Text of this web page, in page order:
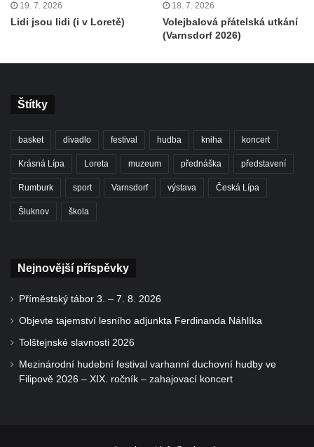
19. 7. 2026
Lidi jsou lidi (i v Loretě)
18. 7. 2026
Volejbalová přátelská utkání
(Varnsdorf 2026)
Štítky
basket divadlo festival hudba kniha koncert
Krásná Lípa Loreta muzeum přednáška představení
Rumburk sport Varnsdorf výstava Česká Lípa
Šluknov škola
Nejnovější příspěvky
Příměstský tábor 3. – 7. 8. 2026
Objevte tajemství lesního adjunkta Ferdinanda Náhlíka
Tolštejnské slavnosti 2026
Mezinárodní hudební festival varhanní duchovní hudby ve
Filipově 2026 – XIX. ročník – zahajovací koncert